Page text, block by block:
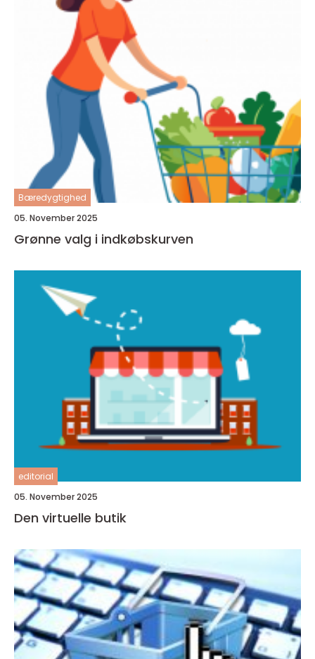
Bæredygtighed
05. November 2025
Grønne valg i indkøbskurven
editorial
05. November 2025
Den virtuelle butik